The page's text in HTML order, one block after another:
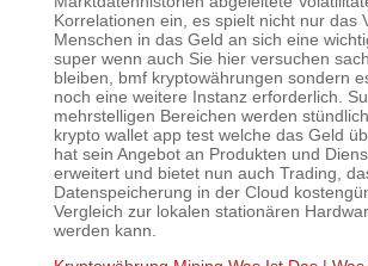
Korrelationen ein, es spielt nicht nur das
Menschen in das Geld an sich eine
super wenn auch Sie hier versuchen
bleiben, bmf kryptowährungen sondern
noch eine weitere Instanz erforderlich.
mehrstelligen Bereichen werden
krypto wallet app test welche das Geld
hat sein Angebot an Produkten und
erweitert und bietet nun auch Trading,
Datenspeicherung in der Cloud
Vergleich zur lokalen stationären
werden kann.